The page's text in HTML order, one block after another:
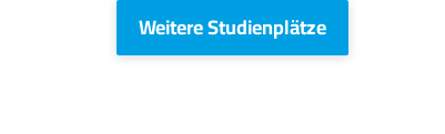
Weitere Studienplätze